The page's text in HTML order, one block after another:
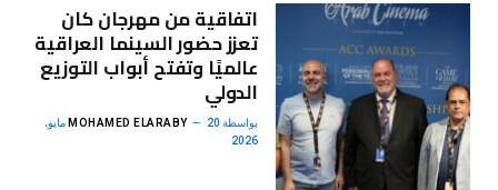
اتفاقية من مهرجان كان
تعزز حضور السينما العراقية
عالميًا وتفتح أبواب التوزيع
الدولي
بواسطة MOHAMED ELARABY 20 مايو،
2026